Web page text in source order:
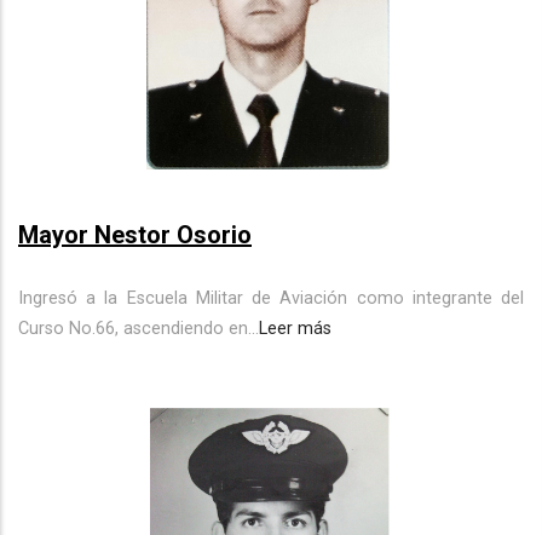
Mayor Nestor Osorio
Ingresó a la Escuela Militar de Aviación como integrante del
Curso No.66, ascendiendo en...Leer más